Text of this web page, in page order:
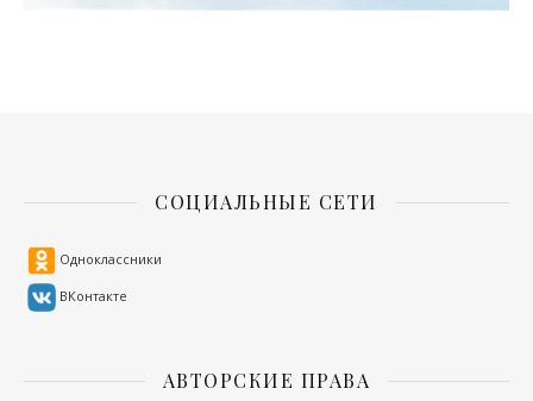
СОЦИАЛЬНЫЕ СЕТИ
Одноклассники
ВКонтакте
АВТОРСКИЕ ПРАВА